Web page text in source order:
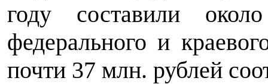
году составили
федерального и
почти 37 млн. рублей